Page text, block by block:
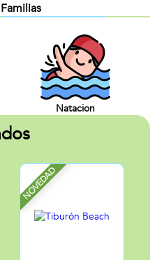
Familias
Natacion
NOVEDAD